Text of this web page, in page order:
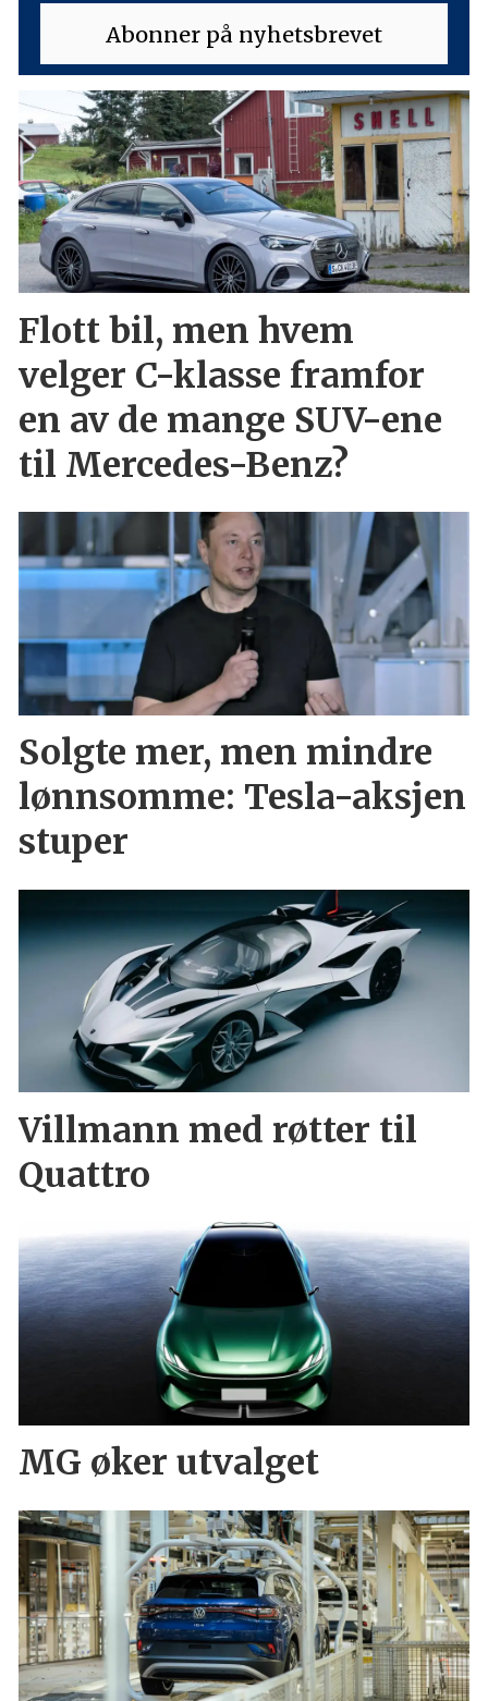
Flott bil, men hvem
velger C-klasse framfor
en av de mange SUV-ene
til Mercedes-Benz?
Solgte mer, men mindre
lønnsomme: Tesla-aksjen
stuper
Villmann med røtter til
Quattro
MG øker utvalget